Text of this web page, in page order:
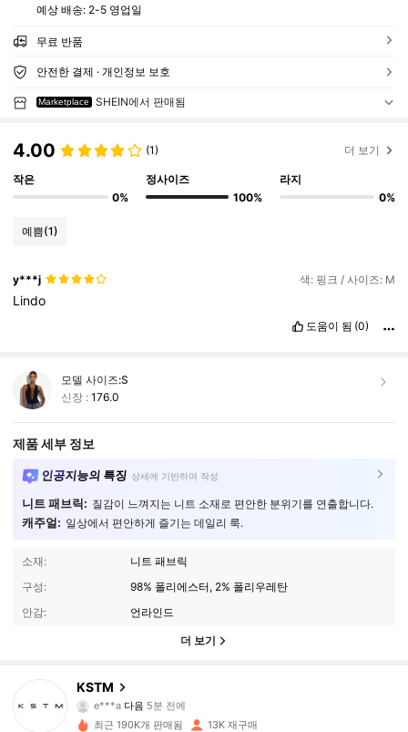
예상 배송: 2-5 영업일
무료 반품
안전한 결제 · 개인정보 보호
Marketplace SHEIN에서 판매됨
4.00 (1) 더 보기
작은
0%
정사이즈
100%
라지
0%
예쁨(1)
y***j 색: 핑크 / 사이즈: M
Lindo
도움이 됨 (0)
모델 사이즈:S
신장 : 176.0
제품 세부 정보
인공지능의 특징 상세에 기반하여 작성
니트 패브릭: 질감이 느껴지는 니트 소재로 편안한 분위기를 연출합니다.
캐주얼: 일상에서 편안하게 즐기는 데일리 룩.
소재:
니트 패브릭
구성:
98% 폴리에스터, 2% 폴리우레탄
안감:
언라인드
더 보기
KSTM
e***a다음
e***1가 탐색 중입니다
4.62
50K 팔로워
최근 190K개 판매됨 13K 재구매